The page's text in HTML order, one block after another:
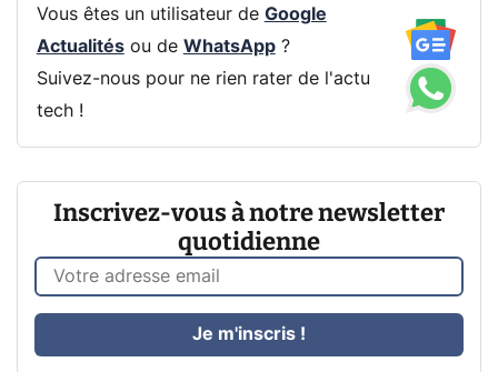
Vous êtes un utilisateur de Google
Actualitésou de WhatsApp?
Suivez-nous pour ne rien rater de l'actu
tech !
Inscrivez-vous à notre newsletter
quotidienne
Je m'inscris !